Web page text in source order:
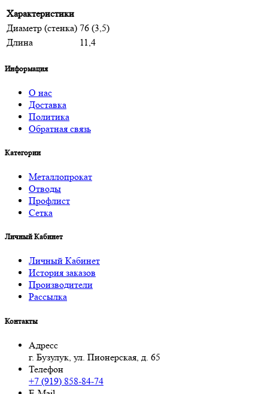
Характеристики
Диаметр (стенка) 76 (3,5)
Длина
11,4
Информация
О нас
Доставка
Политика
Обратная связь
Категории
Металлопрокат
Отводы
Профлист
Сетка
Личный Кабинет
Личный Кабинет
История заказов
Производители
Рассылка
Контакты
Адресс
г. Бузулук, ул. Пионерская, д. 65
Телефон
+7 (919) 858-84-74